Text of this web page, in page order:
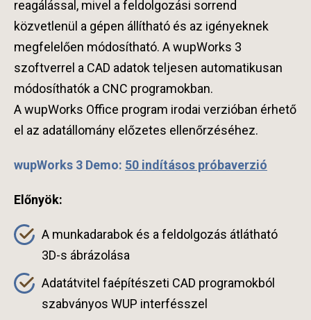
reagálással, mivel a feldolgozási sorrend
közvetlenül a gépen állítható és az igényeknek
megfelelően módosítható. A wupWorks 3
szoftverrel a CAD adatok teljesen automatikusan
módosíthatók a CNC programokban.
A wupWorks Office program irodai verzióban érhető
el az adatállomány előzetes ellenőrzéséhez.
wupWorks 3 Demo: 50 indításos próbaverzió
Előnyök:
A munkadarabok és a feldolgozás átlátható
3D-s ábrázolása
Adatátvitel faépítészeti CAD programokból
szabványos WUP interfésszel